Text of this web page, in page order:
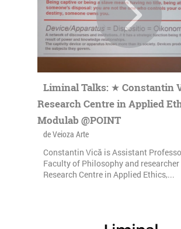
Liminal Talks: ★ Constantin
Research Centre in Applied
Modulab @POINT
de Veioza Arte
Constantin Vică is Assistant
Faculty of Philosophy and
Research Centre in Applied Ethics,...